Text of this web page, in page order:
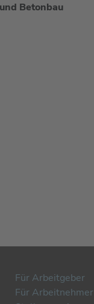
Betonbau
Für Arbeitgeber
Für Arbeitnehmer